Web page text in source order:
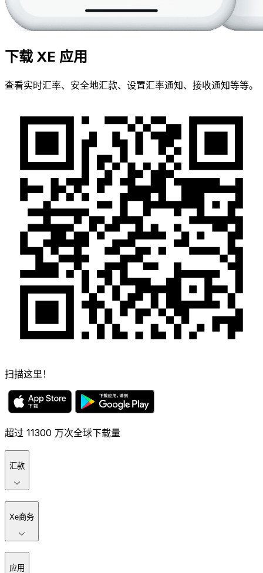
下载 XE 应用
查看实时汇率、安全地汇款、设置汇率通知、接收通知等等。
扫描这里！
超过 11300 万次全球下载量
汇款
Xe商务
应用